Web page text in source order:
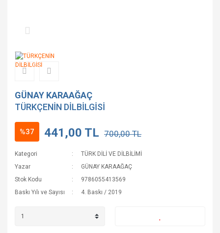
GÜNAY KARAAĞAÇ
TÜRKÇENİN DİLBİLGİSİ
%37 441,00 TL 700,00 TL
Kategori
TÜRK DİLİ VE DİLBİLİMİ
Yazar
GÜNAY KARAAĞAÇ
Stok Kodu
9786055413569
Baskı Yılı ve Sayısı
4. Baskı / 2019